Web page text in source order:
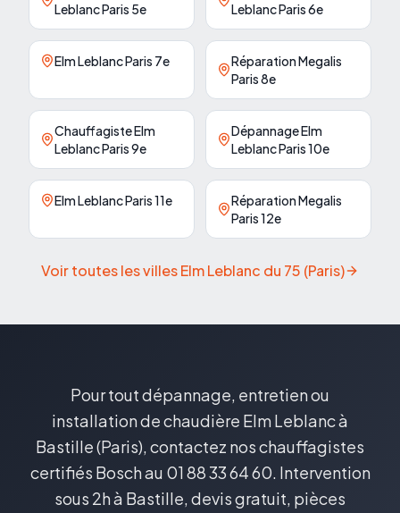
Leblanc Paris 5e
Leblanc Paris 6e
Elm Leblanc Paris 7e
Réparation Megalis
Paris 8e
Chauffagiste Elm
Leblanc Paris 9e
Dépannage Elm
Leblanc Paris 10e
Elm Leblanc Paris 11e
Réparation Megalis
Paris 12e
Voir toutes les villes Elm Leblanc du 75 (Paris)
Pour tout dépannage, entretien ou
installation de chaudière Elm Leblanc à
Bastille (Paris), contactez nos chauffagistes
certifiés Bosch au 01 88 33 64 60. Intervention
sous 2h à Bastille, devis gratuit, pièces